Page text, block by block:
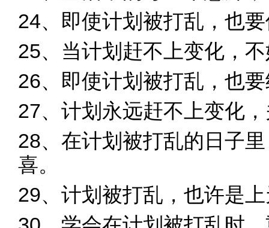
24、即使计划被打乱，也
25、当计划赶不上变化，
26、即使计划被打乱，也
27、计划永远赶不上变化
28、在计划被打乱的日子
喜。
29、计划被打乱，也许是